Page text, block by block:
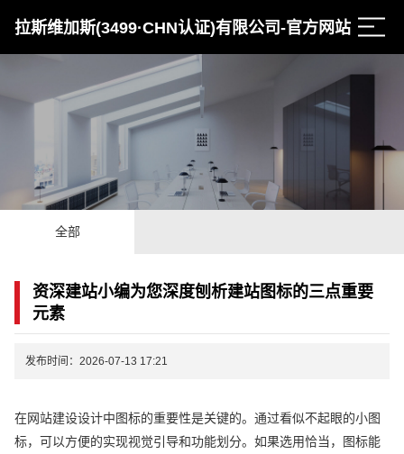
拉斯维加斯(3499·CHN认证)有限公司-官方网站
全部
资深建站小编为您深度刨析建站图标的三点重要
元素
发布时间：2026-07-13 17:21
在网站建设设计中图标的重要性是关键的。通过看似不起眼的小图
标，可以方便的实现视觉引导和功能划分。如果选用恰当，图标能